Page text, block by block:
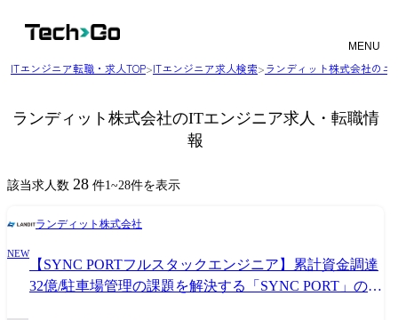
MENU
ITエンジニア転職・求人TOP>ITエンジニア求人検索>ランディット株式会社のエ
ランディット株式会社のITエンジニア求人・転職情
報
該当求人数 28 件1~28件を表示
ランディット株式会社
NEW
【SYNC PORTフルスタックエンジニア】累計資金調達
32億/駐車場管理の課題を解決する「SYNC PORT」の開